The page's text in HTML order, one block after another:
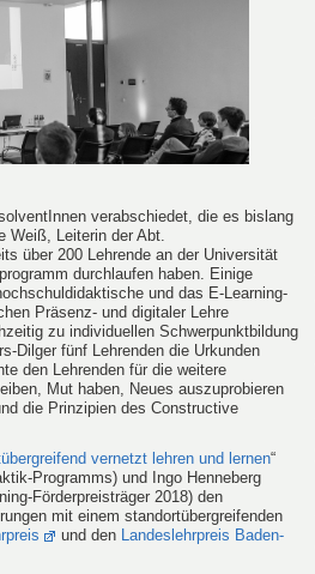
verabschiedet, die es bislang
Weiß, Leiterin der Abt.
über 200 Lehrende an der Universität
durchlaufen haben. Einige
und das E-Learning-
Präsenz- und digitaler Lehre
zu individuellen Schwerpunktbildung
Dilger fünf Lehrenden die Urkunden
den Lehrenden für die weitere
Mut haben, Neues auszuprobieren
die Prinzipien des Constructive
vernetzt lehren und lernen“
Programms) und Ingo Henneberg
Förderpreisträger 2018) den
mit einem standortübergreifenden
und den
Landeslehrpreis Baden-